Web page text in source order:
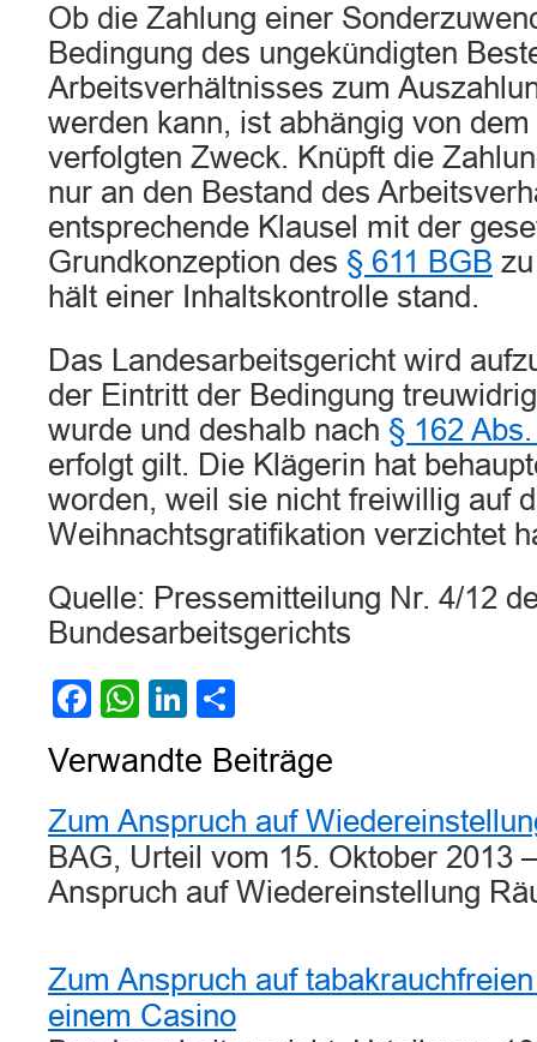
Ob die Zahlung einer
Bedingung des ungekündigten
Arbeitsverhältnisses zum
werden kann, ist abhängig von
verfolgten Zweck. Knüpft die
nur an den Bestand des
entsprechende Klausel mit der
Grundkonzeption des § 611 BGB
hält einer Inhaltskontrolle stand.
Das Landesarbeitsgericht wird
der Eintritt der Bedingung
wurde und deshalb nach § 162
erfolgt gilt. Die Klägerin hat
worden, weil sie nicht freiwillig auf
Weihnachtsgratifikation verzichtet
Quelle: Pressemitteilung Nr. 4/12
Bundesarbeitsgerichts
Facebook
WhatsApp
LinkedIn
Verwandte Beiträge
Zum Anspruch auf
BAG, Urteil vom 15. Oktober 2013
Anspruch auf Wiedereinstellung
Zum Anspruch auf
einem Casino